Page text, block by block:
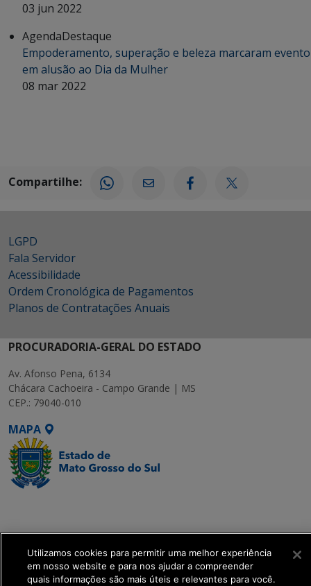
03 jun 2022
AgendaDestaque
Empoderamento, superação e beleza marcaram evento
em alusão ao Dia da Mulher
08 mar 2022
Compartilhe:
LGPD
Fala Servidor
Acessibilidade
Ordem Cronológica de Pagamentos
Planos de Contratações Anuais
PROCURADORIA-GERAL DO ESTADO
Av. Afonso Pena, 6134
Chácara Cachoeira - Campo Grande | MS
CEP.: 79040-010
MAPA
Transformação Digital
get_footer();
Utilizamos cookies para permitir uma melhor experiência
em nosso website e para nos ajudar a compreender
quais informações são mais úteis e relevantes para você.